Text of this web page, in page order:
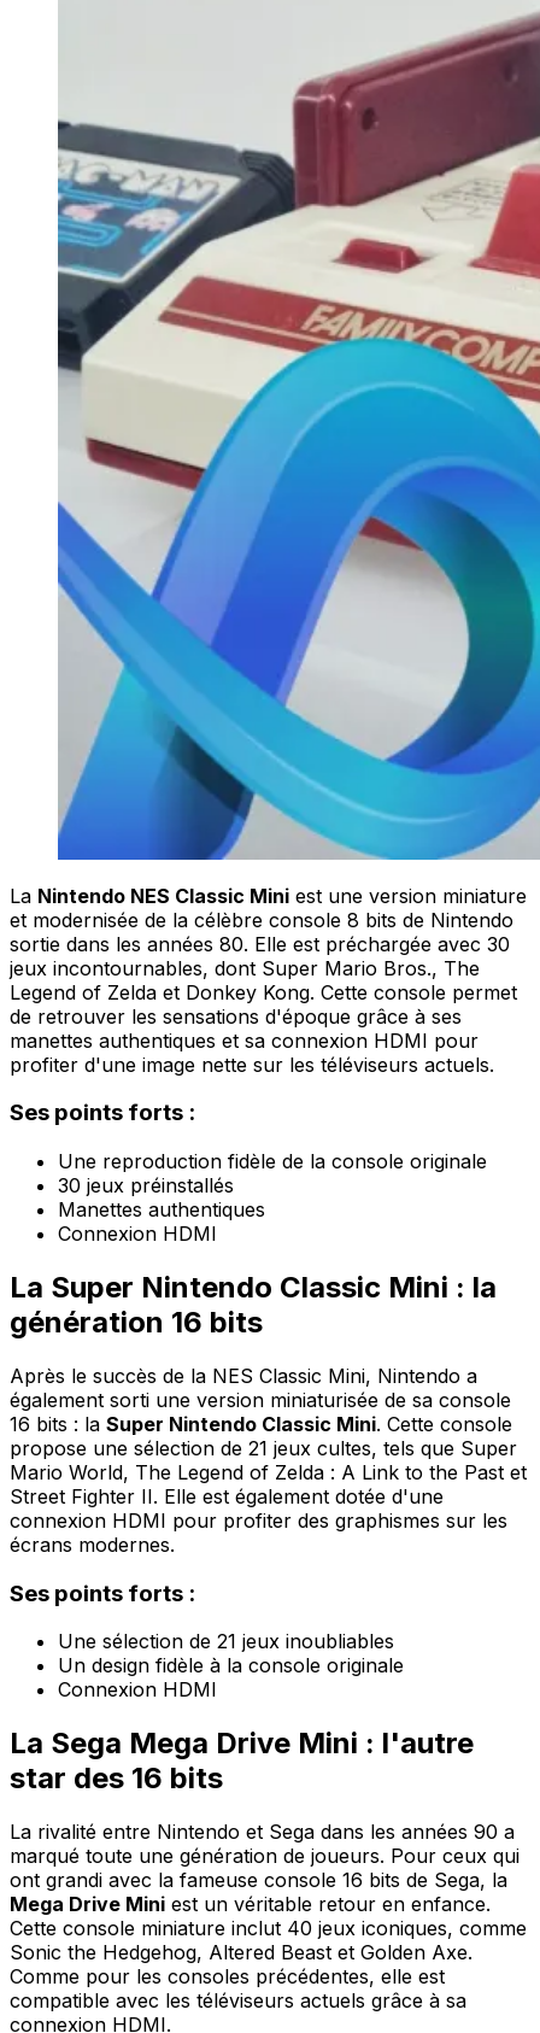
La Nintendo NES Classic Mini est une version miniature
et modernisée de la célèbre console 8 bits de Nintendo
sortie dans les années 80. Elle est préchargée avec 30
jeux incontournables, dont Super Mario Bros., The
Legend of Zelda et Donkey Kong. Cette console permet
de retrouver les sensations d'époque grâce à ses
manettes authentiques et sa connexion HDMI pour
profiter d'une image nette sur les téléviseurs actuels.
Ses points forts :
Une reproduction fidèle de la console originale
30 jeux préinstallés
Manettes authentiques
Connexion HDMI
La Super Nintendo Classic Mini : la
génération 16 bits
Après le succès de la NES Classic Mini, Nintendo a
également sorti une version miniaturisée de sa console
16 bits : la Super Nintendo Classic Mini. Cette console
propose une sélection de 21 jeux cultes, tels que Super
Mario World, The Legend of Zelda : A Link to the Past et
Street Fighter II. Elle est également dotée d'une
connexion HDMI pour profiter des graphismes sur les
écrans modernes.
Ses points forts :
Une sélection de 21 jeux inoubliables
Un design fidèle à la console originale
Connexion HDMI
La Sega Mega Drive Mini : l'autre
star des 16 bits
La rivalité entre Nintendo et Sega dans les années 90 a
marqué toute une génération de joueurs. Pour ceux qui
ont grandi avec la fameuse console 16 bits de Sega, la
Mega Drive Mini est un véritable retour en enfance.
Cette console miniature inclut 40 jeux iconiques, comme
Sonic the Hedgehog, Altered Beast et Golden Axe.
Comme pour les consoles précédentes, elle est
compatible avec les téléviseurs actuels grâce à sa
connexion HDMI.